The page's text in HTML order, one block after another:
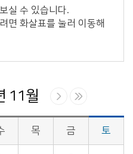
실 수 있습니다.
면 화살표를 눌러 이동해
11월
목 금 토